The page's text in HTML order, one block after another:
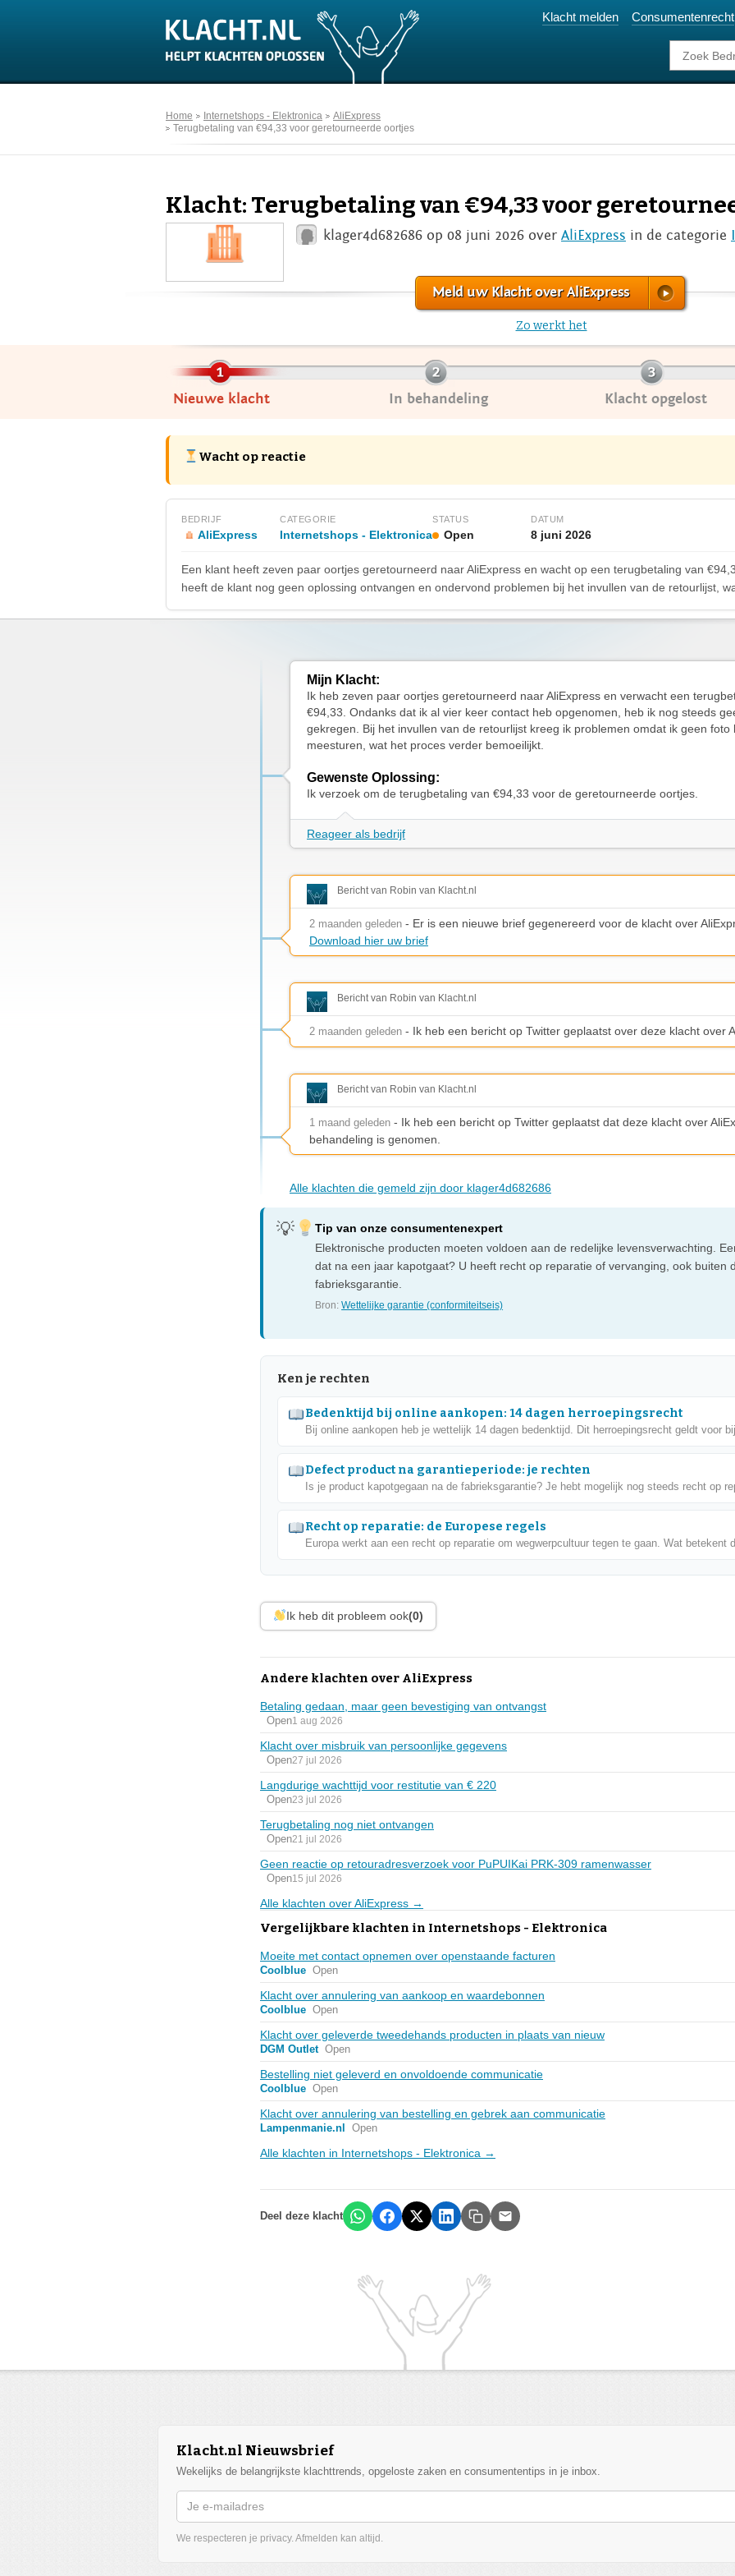
Klacht melden Consumentenrecht
Home Internetshops - Elektronica
AliExpress
Terugbetaling van €94,33 voor geretourneerde oortjes
Klacht: Terugbetaling van €94,33 voor
klager4d682686 op 08 juni 2026 over AliExpress in de categorie
Meld uw Klacht over AliExpress
Zo werkt het
Nieuwe klacht In behandeling Klacht opgelost
Wacht op reactie
BEDRIJF
AliExpress
CATEGORIE
Internetshops - Elektronica
STATUS
Open
DATUM
8 juni 2026
Een klant heeft zeven paar oortjes geretourneerd naar AliExpress en wacht op een terugbetaling van
heeft de klant nog geen oplossing ontvangen en ondervond problemen bij het invullen van de retourlijst,
Mijn Klacht:
Ik heb zeven paar oortjes geretourneerd naar AliExpress en verwacht een
€94,33. Ondanks dat ik al vier keer contact heb opgenomen, heb ik nog steeds
gekregen. Bij het invullen van de retourlijst kreeg ik problemen omdat ik geen foto
meesturen, wat het proces verder bemoeilijkt.
Gewenste Oplossing:
Ik verzoek om de terugbetaling van €94,33 voor de geretourneerde oortjes.
Reageer als bedrijf
Bericht van Robin van Klacht.nl
2 maanden geleden - Er is een nieuwe brief gegenereerd voor de klacht over
Download hier uw brief
Bericht van Robin van Klacht.nl
2 maanden geleden - Ik heb een bericht op Twitter geplaatst over deze klacht over
Bericht van Robin van Klacht.nl
1 maand geleden - Ik heb een bericht op Twitter geplaatst dat deze klacht over
behandeling is genomen.
Alle klachten die gemeld zijn door klager4d682686
Tip van onze consumentenexpert
Elektronische producten moeten voldoen aan de redelijke levensverwachting.
dat na een jaar kapotgaat? U heeft recht op reparatie of vervanging, ook buiten
fabrieksgarantie.
Bron:Wettelijke garantie (conformiteitseis)
Ken je rechten
Bedenktijd bij online aankopen: 14 dagen herroepingsrecht
Bij online aankopen heb je wettelijk 14 dagen bedenktijd. Dit herroepingsrecht geldt voor
Defect product na garantieperiode: je rechten
Is je product kapotgegaan na de fabrieksgarantie? Je hebt mogelijk nog steeds recht op
Recht op reparatie: de Europese regels
Europa werkt aan een recht op reparatie om wegwerpcultuur tegen te gaan. Wat betekent
Ik heb dit probleem ook(0)
Andere klachten over AliExpress
Betaling gedaan, maar geen bevestiging van ontvangst
Open1 aug 2026
Klacht over misbruik van persoonlijke gegevens
Open27 jul 2026
Langdurige wachttijd voor restitutie van € 220
Open23 jul 2026
Terugbetaling nog niet ontvangen
Open21 jul 2026
Geen reactie op retouradresverzoek voor PuPUIKai PRK-309 ramenwasser
Open15 jul 2026
Alle klachten over AliExpress →
Vergelijkbare klachten in Internetshops - Elektronica
Moeite met contact opnemen over openstaande facturen
Coolblue Open
Klacht over annulering van aankoop en waardebonnen
Coolblue Open
Klacht over geleverde tweedehands producten in plaats van nieuw
DGM Outlet Open
Bestelling niet geleverd en onvoldoende communicatie
Coolblue Open
Klacht over annulering van bestelling en gebrek aan communicatie
Lampenmanie.nl Open
Alle klachten in Internetshops - Elektronica →
Deel deze klacht
Klacht.nl Nieuwsbrief
Wekelijks de belangrijkste klachttrends, opgeloste zaken en consumententips in je inbox.
We respecteren je privacy. Afmelden kan altijd.